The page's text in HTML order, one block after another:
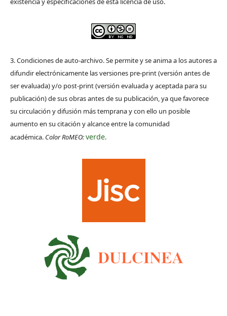
3. Condiciones de auto-archivo. Se permite y se anima a los autores a
difundir electrónicamente las versiones pre-print (versión antes de
ser evaluada) y/o post-print (versión evaluada y aceptada para su
publicación) de sus obras antes de su publicación, ya que favorece
su circulación y difusión más temprana y con ello un posible
aumento en su citación y alcance entre la comunidad
académica. Color RoMEO:verde.